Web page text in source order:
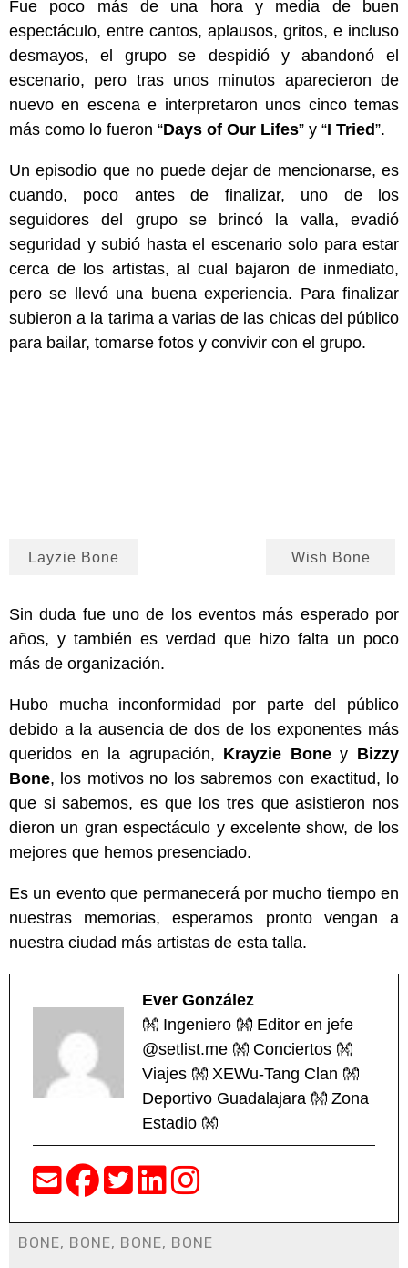
Fue poco más de una hora y media de buen
espectáculo, entre cantos, aplausos, gritos, e incluso
desmayos, el grupo se despidió y abandonó el
escenario, pero tras unos minutos aparecieron de
nuevo en escena e interpretaron unos cinco temas
más como lo fueron “Days of Our Lifes” y “I Tried”.
Un episodio que no puede dejar de mencionarse, es
cuando, poco antes de finalizar, uno de los
seguidores del grupo se brincó la valla, evadió
seguridad y subió hasta el escenario solo para estar
cerca de los artistas, al cual bajaron de inmediato,
pero se llevó una buena experiencia. Para finalizar
subieron a la tarima a varias de las chicas del público
para bailar, tomarse fotos y convivir con el grupo.
Layzie Bone Wish Bone
Sin duda fue uno de los eventos más esperado por
años, y también es verdad que hizo falta un poco
más de organización.
Hubo mucha inconformidad por parte del público
debido a la ausencia de dos de los exponentes más
queridos en la agrupación, Krayzie Boney Bizzy
Bone, los motivos no los sabremos con exactitud, lo
que si sabemos, es que los tres que asistieron nos
dieron un gran espectáculo y excelente show, de los
mejores que hemos presenciado.
Es un evento que permanecerá por mucho tiempo en
nuestras memorias, esperamos pronto vengan a
nuestra ciudad más artistas de esta talla.
Ever González
👐 Ingeniero 👐 Editor en jefe
@setlist.me 👐 Conciertos 👐
Viajes 👐 XEWu-Tang Clan 👐
Deportivo Guadalajara 👐 Zona
Estadio 👐
BONE, BONE, BONE, BONE